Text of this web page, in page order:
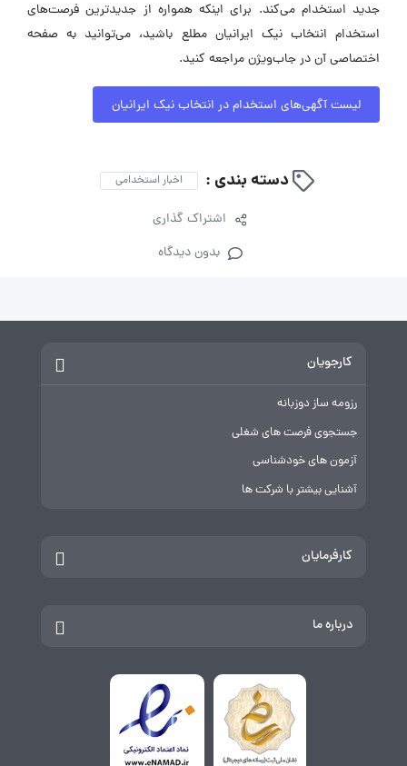
جدید استخدام می‌کند. برای اینکه همواره از جدیدترین فرصت‌های
استخدام انتخاب نیک ایرانیان مطلع باشید، می‌توانید به صفحه
اختصاصی آن در جاب‌ویژن مراجعه کنید.
لیست آگهی‌های استخدام در انتخاب نیک ایرانیان
دسته بندی : اخبار استخدامی
اشتراک گذاری
بدون دیدگاه
کارجویان
رزومه ساز دوزبانه
جستجوی فرصت های شغلی
آزمون های خودشناسی
آشنایی بیشتر با شرکت ها
کارفرمایان
درباره ما